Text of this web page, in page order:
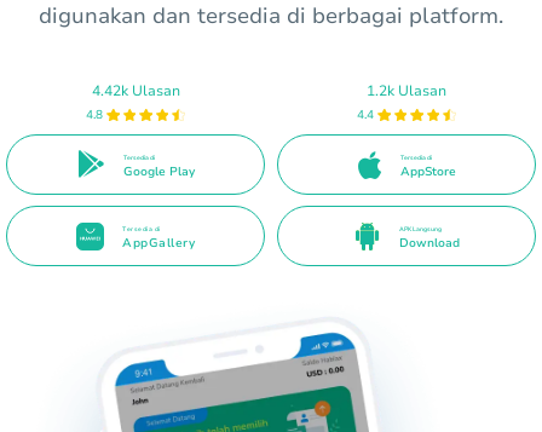
digunakan dan tersedia di berbagai platform.
4.42k Ulasan
4.8
Tersedia di
Google Play
1.2k Ulasan
4.4
Tersedia di
AppStore
Tersedia di
AppGallery
APK Langsung
Download